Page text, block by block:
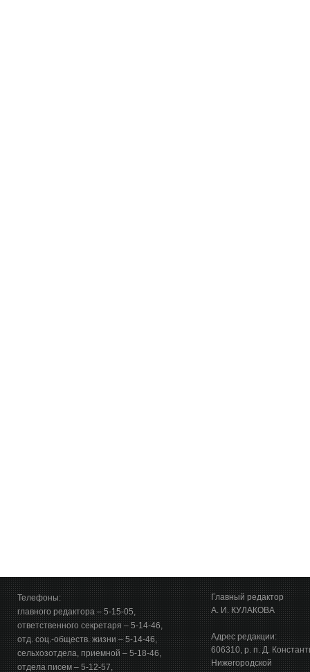
Телефоны:
главного редактора – 5-15-05,
ответственного секретаря – 5-14-46,
отд. соц.-обществ. жизни – 5-14-46,
сельхозотдела, приемной – 5-18-46,
отдела писем – 5-12-57,
Главный редактор
А. И. КУЛАКОВА
Адрес редакции:
606310, р. п. Д.
Нижегородской